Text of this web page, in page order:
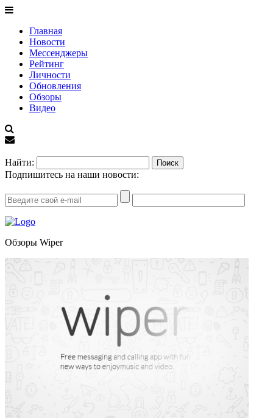
Главная
Новости
Мессенджеры
Рейтинг
Личности
Обновления
Обзоры
Видео
Найти:
Подпишитесь на наши новости:
Обзоры Wiper